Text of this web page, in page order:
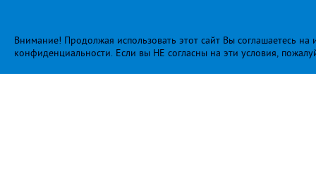
Внимание! Продолжая использовать этот сайт Вы соглашаетесь
конфиденциальности. Если вы НЕ согласны на эти условия,